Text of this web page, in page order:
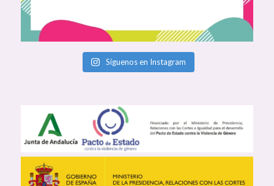
Síguenos en Instagram